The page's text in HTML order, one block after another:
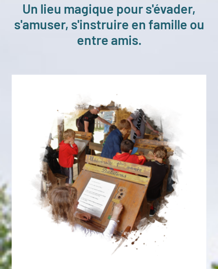
Un lieu magique pour s'évader,
s'amuser, s'instruire en famille ou
entre amis.